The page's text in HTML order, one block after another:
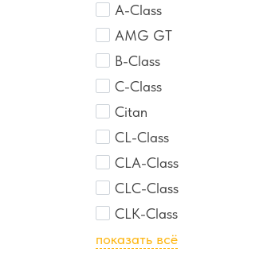
A-Class
AMG GT
B-Class
C-Class
Citan
CL-Class
CLA-Class
CLC-Class
CLK-Class
показать всё